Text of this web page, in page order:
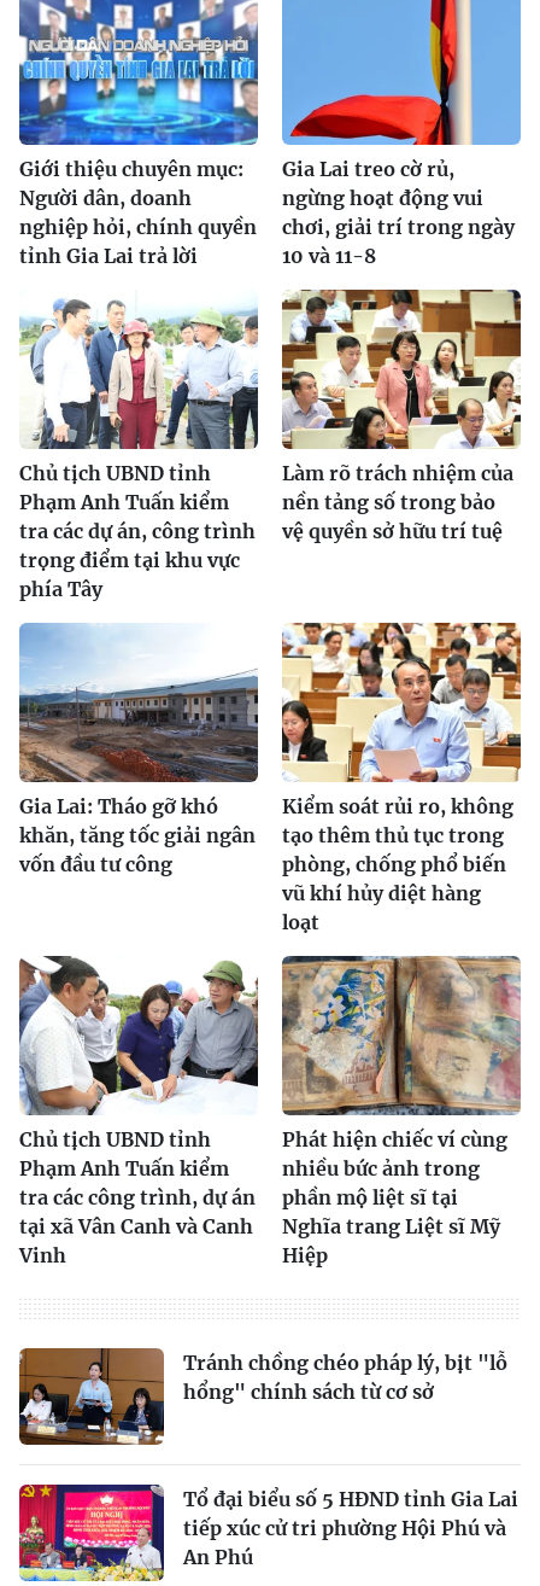
Giới thiệu chuyên mục:
Người dân, doanh
nghiệp hỏi, chính quyền
tỉnh Gia Lai trả lời
Gia Lai treo cờ rủ,
ngừng hoạt động vui
chơi, giải trí trong ngày
10 và 11-8
Chủ tịch UBND tỉnh
Phạm Anh Tuấn kiểm
tra các dự án, công trình
trọng điểm tại khu vực
phía Tây
Làm rõ trách nhiệm của
nền tảng số trong bảo
vệ quyền sở hữu trí tuệ
Gia Lai: Tháo gỡ khó
khăn, tăng tốc giải ngân
vốn đầu tư công
Kiểm soát rủi ro, không
tạo thêm thủ tục trong
phòng, chống phổ biến
vũ khí hủy diệt hàng
loạt
Chủ tịch UBND tỉnh
Phạm Anh Tuấn kiểm
tra các công trình, dự án
tại xã Vân Canh và Canh
Vinh
Phát hiện chiếc ví cùng
nhiều bức ảnh trong
phần mộ liệt sĩ tại
Nghĩa trang Liệt sĩ Mỹ
Hiệp
Tránh chồng chéo pháp lý, bịt "lỗ
hổng" chính sách từ cơ sở
Tổ đại biểu số 5 HĐND tỉnh Gia Lai
tiếp xúc cử tri phường Hội Phú và
An Phú